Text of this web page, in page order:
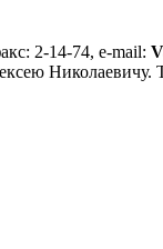
2-14-74, e-mail:
Николаевичу.